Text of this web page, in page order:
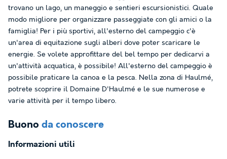
trovano un lago, un maneggio e sentieri escursionistici. Quale
modo migliore per organizzare passeggiate con gli amici o la
famiglia! Per i più sportivi, all'esterno del campeggio c'è
un'area di equitazione sugli alberi dove poter scaricare le
energie. Se volete approfittare del bel tempo per dedicarvi a
un'attività acquatica, è possibile! All'esterno del campeggio è
possibile praticare la canoa e la pesca. Nella zona di Haulmé,
potrete scoprire il Domaine D'Haulmé e le sue numerose e
varie attività per il tempo libero.
Buono da conoscere
Informazioni utili